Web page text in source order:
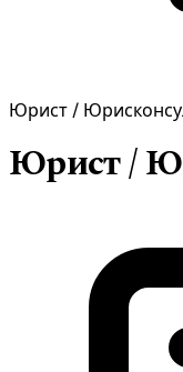
Юрист /
Юрист /